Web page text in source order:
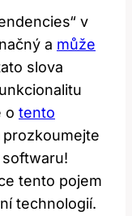
v
a může
slova
o tento
tento pojem
technologií.